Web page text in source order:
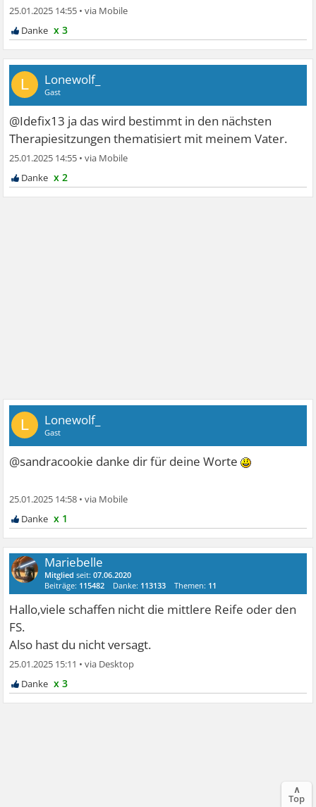
25.01.2025 14:55 •
x 3
L Lonewolf_
Gast
@Idefix13 ja das wird bestimmt in den nächsten
Therapiesitzungen thematisiert mit meinem Vater.
25.01.2025 14:55 •
x 2
L Lonewolf_
Gast
@sandracookie danke dir für deine Worte
25.01.2025 14:58 •
x 1
Mariebelle
Mitglied seit:07.06.2020
Beiträge: 115482 Danke: 113133 Themen: 11
Hallo,viele schaffen nicht die mittlere Reife oder den
FS.
Also hast du nicht versagt.
25.01.2025 15:11 •
x 3
∧
Top